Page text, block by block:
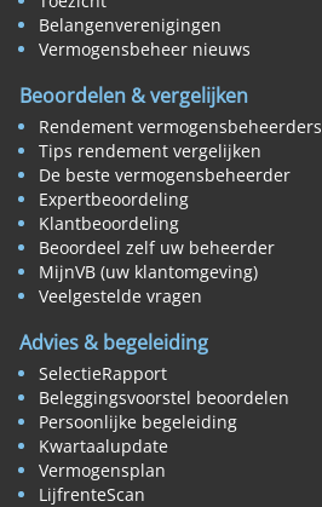
Belangenverenigingen
Vermogensbeheer nieuws
Beoordelen & vergelijken
Rendement vermogensbeheerders
Tips rendement vergelijken
De beste vermogensbeheerder
Expertbeoordeling
Klantbeoordeling
Beoordeel zelf uw beheerder
MijnVB (uw klantomgeving)
Veelgestelde vragen
Advies & begeleiding
SelectieRapport
Beleggingsvoorstel beoordelen
Persoonlijke begeleiding
Kwartaalupdate
Vermogensplan
LijfrenteScan